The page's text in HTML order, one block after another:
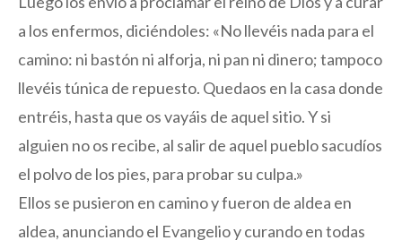
a los enfermos, diciéndoles: «No llevéis nada para el
camino: ni bastón ni alforja, ni pan ni dinero; tampoco
llevéis túnica de repuesto. Quedaos en la casa donde
entréis, hasta que os vayáis de aquel sitio. Y si
alguien no os recibe, al salir de aquel pueblo sacudíos
el polvo de los pies, para probar su culpa.»
Ellos se pusieron en camino y fueron de aldea en
aldea, anunciando el Evangelio y curando en todas